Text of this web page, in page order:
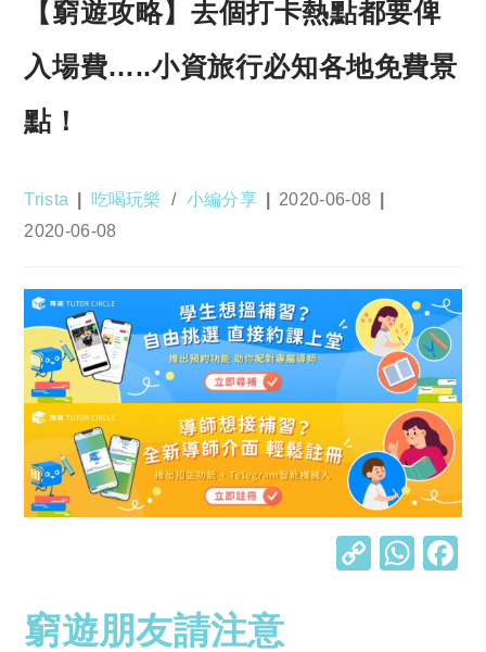
【窮遊攻略】去個打卡熱點都要俾
入場費…..小資旅行必知各地免費景
點！
Post
author:
Trista
Post
category:
吃喝玩樂 / 小編分享
Post
2020-06-08
Post
2020-06-08
C W
窮遊朋友請注意